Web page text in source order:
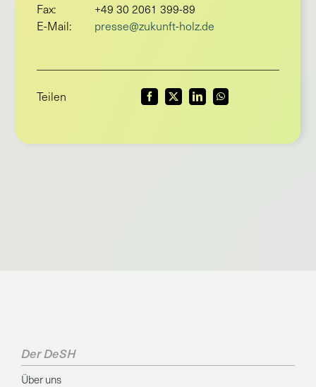
Fax:
+49 30 2061 399-89
E-Mail:
presse@zukunft-holz.de
Teilen
Der DeSH
Über uns